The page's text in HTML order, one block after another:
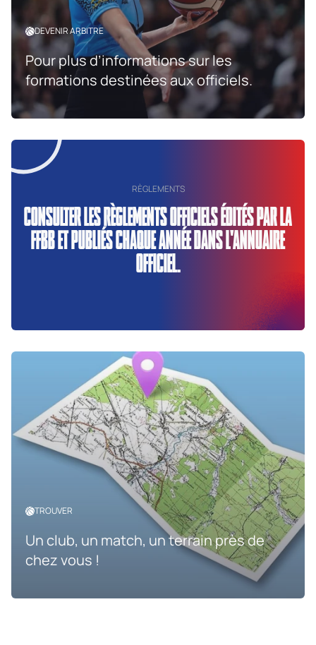
DEVENIR ARBITRE
Pour plus d’informations sur les
formations destinées aux officiels.
RÈGLEMENTS
CONSULTER LES RÈGLEMENTS OFFICIELS ÉDITÉS PAR LA
FFBB ET PUBLIÉS CHAQUE ANNÉE DANS L'ANNUAIRE
OFFICIEL.
TROUVER
Un club, un match, un terrain près de
chez vous !